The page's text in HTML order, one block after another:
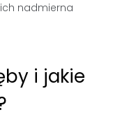
nadmierna
i jakie